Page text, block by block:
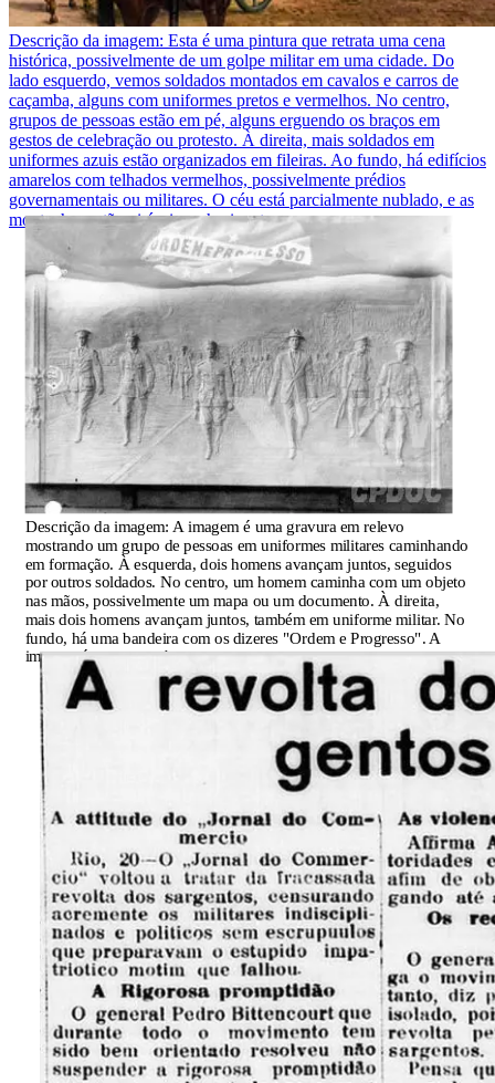
Descrição da imagem: Esta é uma pintura que retrata uma cena
histórica, possivelmente de um golpe militar em uma cidade. Do
lado esquerdo, vemos soldados montados em cavalos e carros de
caçamba, alguns com uniformes pretos e vermelhos. No centro,
grupos de pessoas estão em pé, alguns erguendo os braços em
gestos de celebração ou protesto. À direita, mais soldados em
uniformes azuis estão organizados em fileiras. Ao fundo, há edifícios
amarelos com telhados vermelhos, possivelmente prédios
governamentais ou militares. O céu está parcialmente nublado, e as
montanhas estão visíveis no horizonte.
Descrição da imagem: A imagem é uma gravura em relevo
mostrando um grupo de pessoas em uniformes militares caminhando
em formação. À esquerda, dois homens avançam juntos, seguidos
por outros soldados. No centro, um homem caminha com um objeto
nas mãos, possivelmente um mapa ou um documento. À direita,
mais dois homens avançam juntos, também em uniforme militar. No
fundo, há uma bandeira com os dizeres "Ordem e Progresso". A
imagem é em preto e branco.